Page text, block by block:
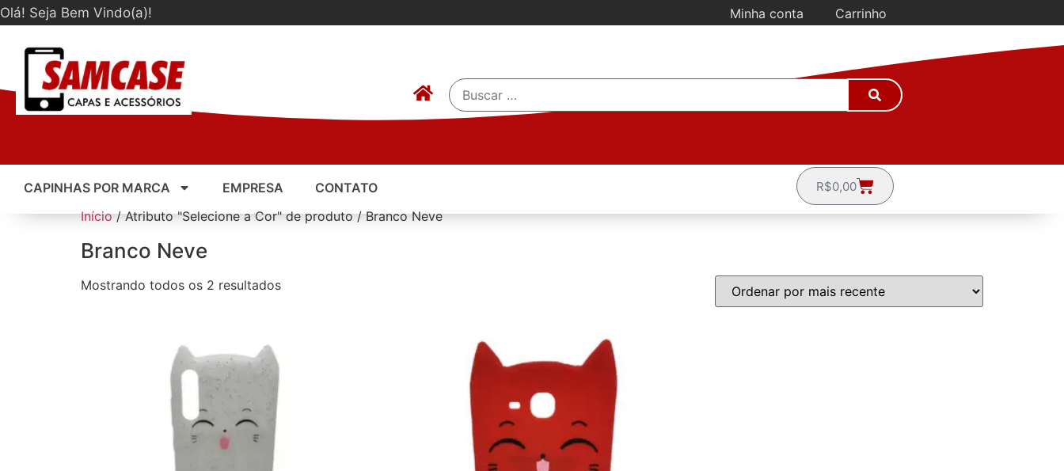
Olá! Seja Bem Vindo(a)! Minha conta Carrinho
CAPINHAS POR MARCA EMPRESA CONTATO R$0,00
Início/ Atributo "Selecione a Cor" de produto / Branco Neve
Branco Neve
Mostrando todos os 2 resultados